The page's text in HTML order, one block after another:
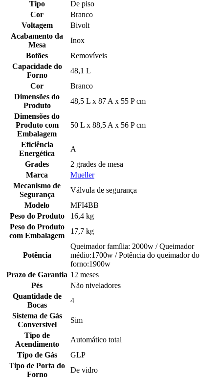
Tipo
De piso
Cor
Branco
Voltagem
Bivolt
Acabamento da
Mesa
Inox
Botões
Removíveis
Capacidade do
Forno
48,1 L
Cor
Branco
Dimensões do
Produto
48,5 L x 87 A x 55 P cm
Dimensões do
Produto com
Embalagem
50 L x 88,5 A x 56 P cm
Eficiência
Energética
A
Grades
2 grades de mesa
Marca
Mueller
Mecanismo de
Segurança
Válvula de segurança
Modelo
MFI4BB
Peso do Produto
16,4 kg
Peso do Produto
com Embalagem
17,7 kg
Potência
Queimador família: 2000w / Queimador
médio:1700w / Potência do queimador do
forno:1900w
Prazo de Garantia 12 meses
Pés
Não niveladores
Quantidade de
Bocas
4
Sistema de Gás
Conversível
Sim
Tipo de
Acendimento
Automático total
Tipo de Gás
GLP
Tipo de Porta do
Forno
De vidro